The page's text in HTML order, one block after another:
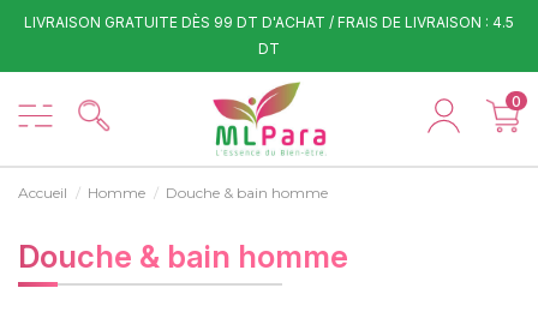
LIVRAISON GRATUITE DÈS 99 DT D'ACHAT / FRAIS DE LIVRAISON : 4.5
DT
0
Accueil Homme Douche & bain homme
Douche & bain homme